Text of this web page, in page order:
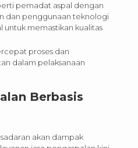
pemadat aspal dengan
dan penggunaan teknologi
untuk memastikan kualitas
proses dan
dalam pelaksanaan
Berbasis
akan dampak